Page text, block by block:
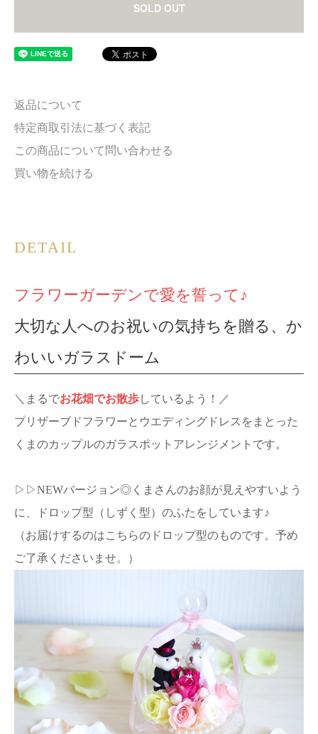
SOLD OUT
返品について
特定商取引法に基づく表記
この商品について問い合わせる
買い物を続ける
DETAIL
フラワーガーデンで愛を誓って♪
大切な人へのお祝いの気持ちを贈る、か
わいいガラスドーム
＼まるでお花畑でお散歩しているよう！／
プリザーブドフラワーとウエディングドレスをまとった
くまのカップルのガラスポットアレンジメントです。
▷▷NEWバージョン◎くまさんのお顔が見えやすいよう
に、ドロップ型（しずく型）のふたをしています♪
（お届けするのはこちらのドロップ型のものです。予め
ご了承くださいませ。）